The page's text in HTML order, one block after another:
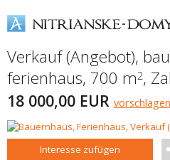
Verkauf (Angebot),
ferienhaus, 700 m2,
18 000,00 EUR vorschlagen
Interesse zufügen